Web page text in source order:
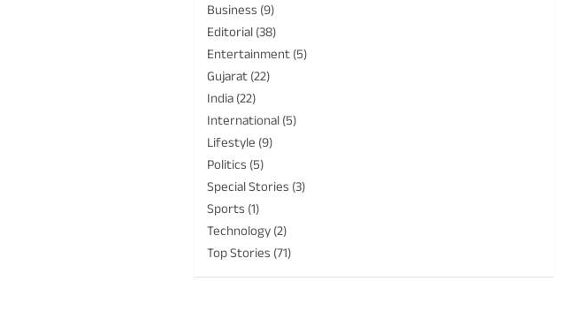
Business (9)
Editorial(38)
Entertainment(5)
Gujarat(22)
India(22)
International(5)
Lifestyle (9)
Politics (5)
Special Stories (3)
Sports (1)
Technology(2)
Top Stories (71)